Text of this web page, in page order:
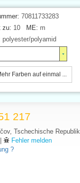
70811733283
zu: 10 ME: m
polyester/polyamid
Farben auf einmal ...
217
Tschechische Republik
|
Fehler melden
?